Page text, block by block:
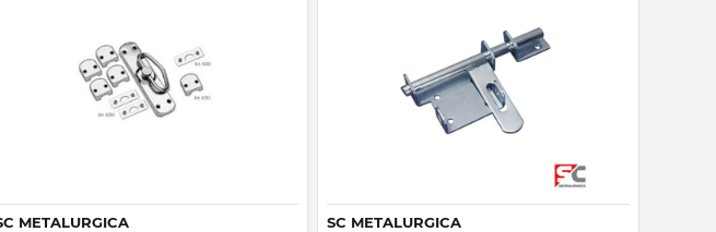
METALURGICA
Vista rápida
SC METALURGICA